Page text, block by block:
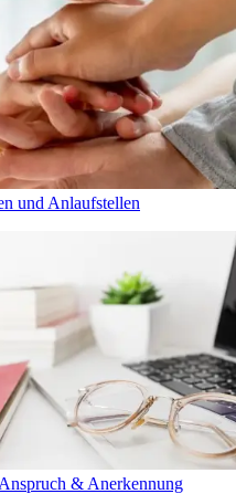
und Anlaufstellen
& Anerkennung